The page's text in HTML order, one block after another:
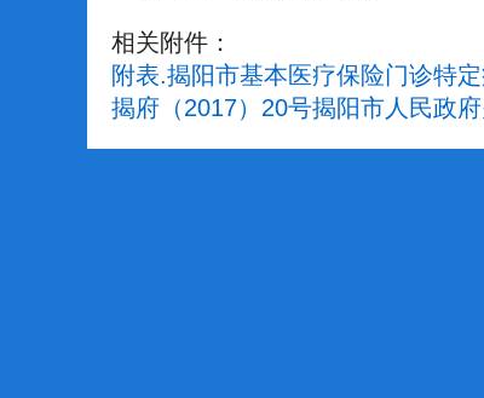
相关附件：
附表.揭阳市基本医疗保险门诊特
揭府（2017）20号揭阳市人民政